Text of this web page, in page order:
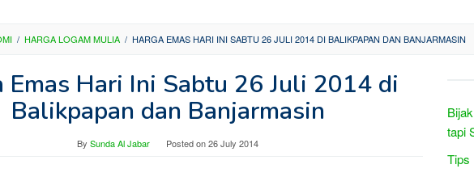
/ HARGA LOGAM MULIA / HARGA EMAS HARI INI SABTU 26 JULI 2014 DI BALIKPAPAN DAN BANJARMASIN
Emas Hari Ini Sabtu 26 Juli 2014 di
Balikpapan dan Banjarmasin
By Sunda Al Jabar Posted on26 July 2014
tapi
Tips